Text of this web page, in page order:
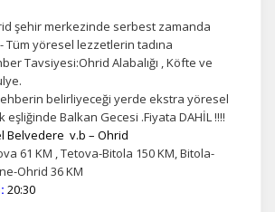
şehir merkezinde serbest zamanda
Tüm yöresel lezzetlerin tadına
Tavsiyesi:Ohrid Alabalığı , Köfte ve
belirliyeceği yerde ekstra yöresel
Balkan Gecesi .Fiyata DAHİL !!!!
Belvedere v.b – Ohrid
61 KM , Tetova-Bitola 150 KM, Bitola-
Ohrid 36 KM
: 20:30